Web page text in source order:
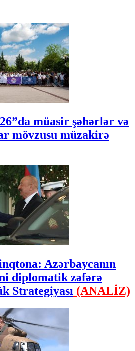
müasir şəhərlər və
mövzusu müzakirə
Azərbaycanın
diplomatik zəfərə
Strategiyası (ANALİZ)